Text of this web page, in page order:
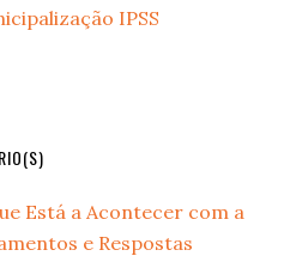
IPSS
Está a Acontecer com a
e Respostas